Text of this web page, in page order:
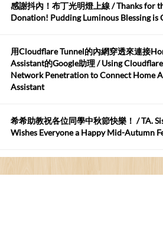
布丁布丁吃布丁:
我目前並沒有常駐的Google Home...
Robertmycs:
這篇WinXP公用電腦安裝與優化的步驟超...
您好,首先肯定感謝您造福許多莘莘學子。
感謝抖內！布丁光明燈上線 / Thanks for
Donation! Pudding Luminous Blessing is
用Cloudflare Tunnel的內網穿透來連接
Assistant的Google助理 / Using
Network Penetration to Connect Home
Assistant
希希助教祝各位同學中秋節快樂！ / TA.
Wishes Everyone a Happy Mid-Autumn
的問題 / Are You Tired of Looking at the